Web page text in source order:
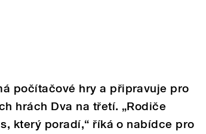
počítačové hry a připravuje pro
hrách Dva na třetí. „Rodiče
který poradí,“ říká o nabídce pro